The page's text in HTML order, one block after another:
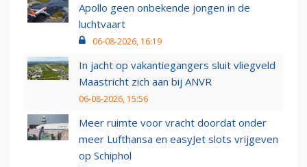
Apollo geen onbekende jongen in de
luchtvaart
06-08-2026, 16:19
In jacht op vakantiegangers sluit vliegveld
Maastricht zich aan bij ANVR
06-08-2026, 15:56
Meer ruimte voor vracht doordat onder
meer Lufthansa en easyJet slots vrijgeven
op Schiphol